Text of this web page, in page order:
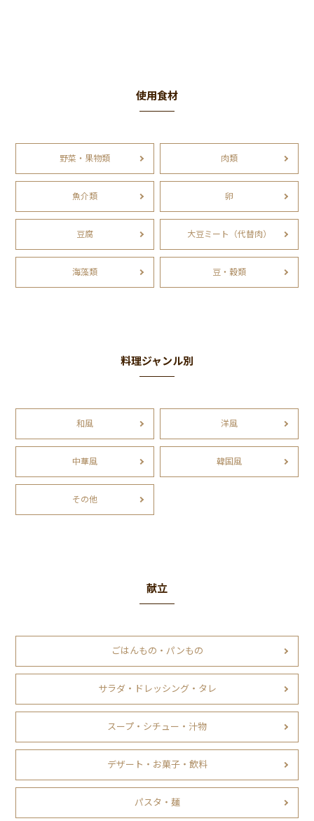
使用食材
野菜・果物類 肉類
魚介類 卵
豆腐 大豆ミート（代替肉）
海藻類 豆・穀類
料理ジャンル別
和風 洋風
中華風 韓国風
その他
献立
ごはんもの・パンもの
サラダ・ドレッシング・タレ
スープ・シチュー・汁物
デザート・お菓子・飲料
パスタ・麺